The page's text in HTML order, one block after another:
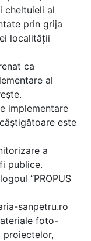
cheltuieli al
prin grija
localității
ca
al
implementare
este
a
publice.
“PROPUS
sanpetru.ro
foto-
proiectelor,